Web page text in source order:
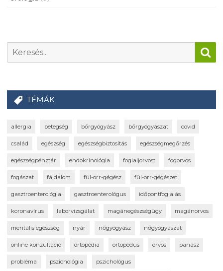
TÉMÁK
allergia betegség bőrgyógyász bőrgyógyászat covid
család egészség egészségbiztosítás egészségmegőrzés
egészségpénztár endokrinológia foglaljorvost fogorvos
fogászat fájdalom fül-orr-gégész fül-orr-gégészet
gasztroenterológia gasztroenterológus időpontfoglalás
koronavírus laborvizsgálat magánegészségügy magánorvos
mentális egészség nyár nőgyógyász nőgyógyászat
online konzultáció ortopédia ortopédus orvos panasz
probléma pszichológia pszichológus